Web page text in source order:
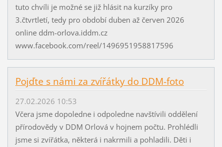
tuto chvíli je možné se již hlásit na kurzíky pro
3.čtvrtletí, tedy pro období duben až červen 2026
online ddm-orlova.iddm.cz
www.facebook.com/reel/1496951958817596
Pojďte s námi za zvířátky do DDM-foto
27.02.2026 10:53
Včera jsme dopoledne i odpoledne navštívili oddělení
přírodovědy v DDM Orlová v hojnem počtu. Prohlédli
jsme si zvířátka, některá i nakrmili a pohladili. Děti i